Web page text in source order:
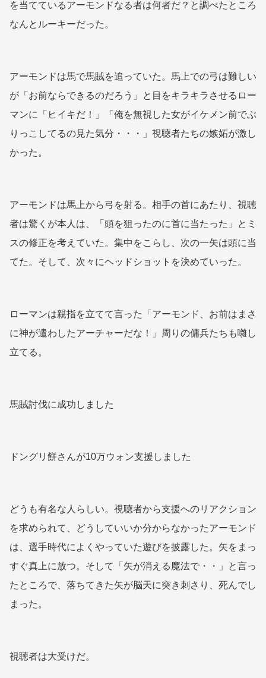
を当てているアーモンドなる者は何者だ？と調べたところ
なんとルーキーだった。
アーモンドは馬で馬賊を追っていた。馬上での弓は難しい
が「お前ならできるのだろう」と目をキラキラさせるロー
マンに「ヒイキだ！」「俺を無視した女がイケメン前でぶ
りっこしてるの見た気分・・・」視聴者たちの嫉妬が激し
かった。
アーモンドは馬上から弓を射る。相手の首にあたり、視聴
者は驚くが本人は、「頭を狙ったのに首に当たった」とミ
スの修正を考えていた。集中をこらし、次の一矢は頭に当
てた。そして、次々にヘッドショットを決めていった。
ローマンは親指を立てて言った「アーモンド、お前はまさ
に神が遣わしたアーチャーだな！」周りの傭兵たちも囃し
立てる。
馬賊討伐に成功しました
ドングリ餅さんが10万ウォン支援しました
どうも有名な人らしい。視聴者から支援へのリアクション
を求められて、どうしていいか分からなかったアーモンド
は、選手時代によくやっていた遊びを披露した。矢をまっ
すぐ真上に放つ。そして「矢が消える魔法で・・」と言っ
たところで、落ちてきた矢が脳天に突き刺さり、死んでし
まった。
視聴者は大受けだ。